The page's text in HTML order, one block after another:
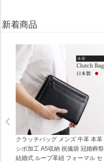
新着商品
クラッチバッグ メンズ 牛革 本革
シボ加工 A5収納 祝儀袋 冠婚葬祭
結婚式 ループ革紐 フォーマル セ